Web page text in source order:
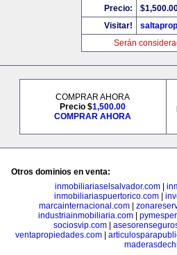
Precio:
Visitar!
Serán
COMPRAR AHORA
Precio $1,500.00
COMPRAR AHORA
Otros dominios en venta:
inmobiliariaselsalvador.com|
inmobiliariaspuertorico.com
marcainternacional.com|
industriainmobiliaria.com|
sociosvip.com
ventapropiedades.com